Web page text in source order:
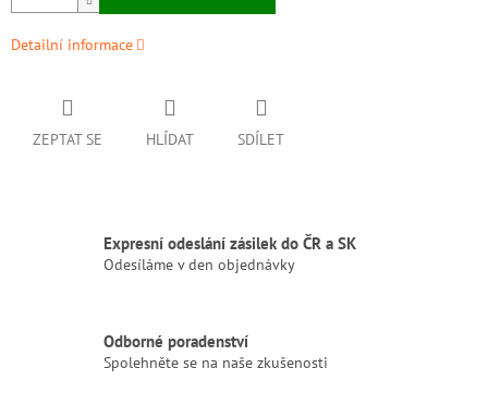
Detailní informace
ZEPTAT SE HLÍDAT SDÍLET
Expresní odeslání zásilek do ČR a SK
Odesíláme v den objednávky
Odborné poradenství
Spolehněte se na naše zkušenosti